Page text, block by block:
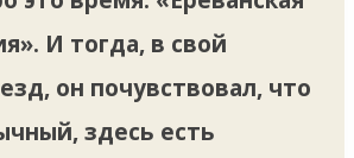
И тогда, в свой
он почувствовал, что
здесь есть